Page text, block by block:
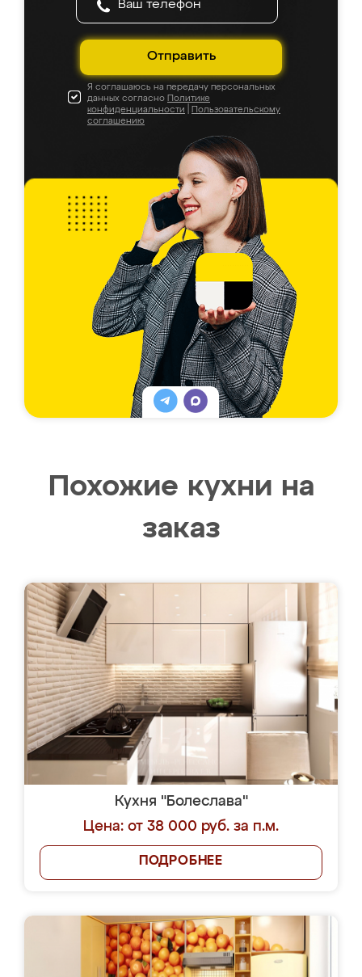
Отправить
Я соглашаюсь на передачу персональных
данных согласно Политике
конфиденциальности
Пользовательскому
соглашению
Похожие кухни на
заказ
Кухня "Болеслава"
Цена: от 38 000 руб. за п.м.
ПОДРОБНЕЕ